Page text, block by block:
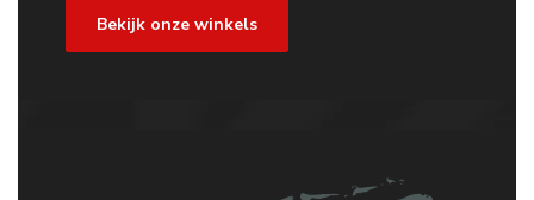
Bekijk onze winkels